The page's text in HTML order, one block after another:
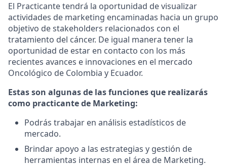
El Practicante tendrá la oportunidad de visualizar
actividades de marketing encaminadas hacia un grupo
objetivo de stakeholders relacionados con el
tratamiento del cáncer. De igual manera tener la
oportunidad de estar en contacto con los más
recientes avances e innovaciones en el mercado
Oncológico de Colombia y Ecuador.
Estas son algunas de las funciones que realizarás
como practicante de Marketing:
Podrás trabajar en análisis estadísticos de
mercado.
Brindar apoyo a las estrategias y gestión de
herramientas internas en el área de Marketing.